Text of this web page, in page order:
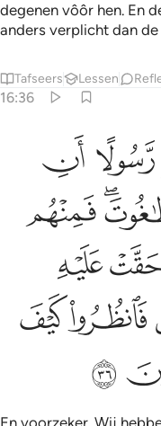
degenen vôôr hen. En
anders verplicht dan
Tafseers Lessen
16:36
واجتنبوا الطاغوت
ٱللَّهَﱩ ﱪ
ﱰ
ﱷ
ﱽ ﱾ
ﲂ
En voorzeker. Wij